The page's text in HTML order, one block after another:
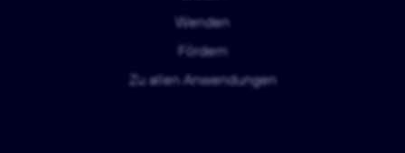
Wenden
Fördern
Zu allen Anwendungen